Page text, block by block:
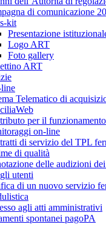
di comunicazione
kit
Presentazione
Logo ART
Foto gallery
ART
Telematico di
per il
on-line
di servizio del TPL
di qualità
delle audizioni
utenti
di un nuovo servizio
agli atti amministrativi
spontanei pagoPA